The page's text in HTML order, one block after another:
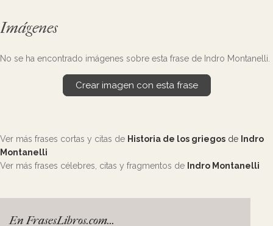
Imágenes
No se ha encontrado imágenes sobre esta frase de Indro Montanelli.
Crear imagen con esta frase
Ver más frases cortas y citas de Historia de los griegos de Indro
Montanelli
Ver más frases célebres, citas y fragmentos de Indro Montanelli
En FrasesLibros.com...